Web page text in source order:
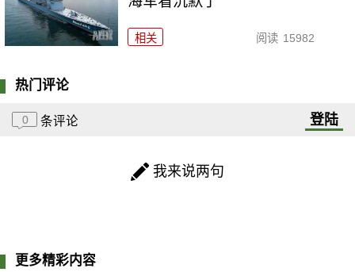
相关 阅读 15982
热门评论
0 条评论 登陆
我来说两句
更多精彩内容